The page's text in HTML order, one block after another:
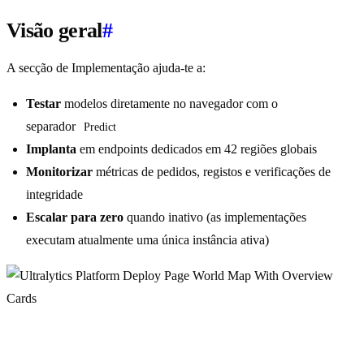
Visão geral#
A secção de Implementação ajuda-te a:
Testar modelos diretamente no navegador com o
separador Predict
Implanta em endpoints dedicados em 42 regiões globais
Monitorizar métricas de pedidos, registos e verificações de
integridade
Escalar para zero quando inativo (as implementações
executam atualmente uma única instância ativa)